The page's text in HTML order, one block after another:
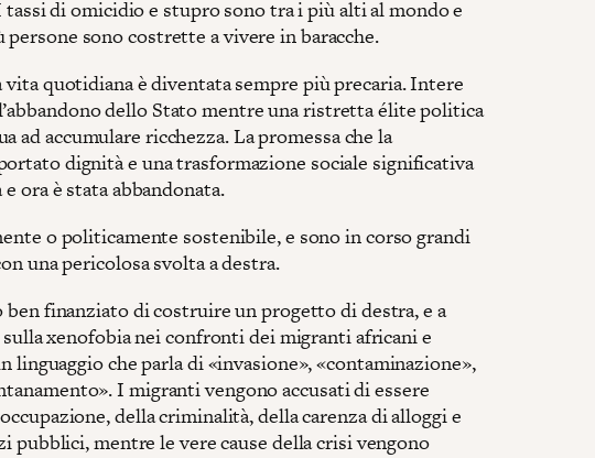
di omicidio e stupro sono tra i più alti al mondo e
persone sono costrette a vivere in baracche.
vita quotidiana è diventata sempre più precaria. Intere
dello Stato mentre una ristretta élite politica
ad accumulare ricchezza. La promessa che la
dignità e una trasformazione sociale significativa
ora è stata abbandonata.
o politicamente sostenibile, e sono in corso grandi
una pericolosa svolta a destra.
finanziato di costruire un progetto di destra, e a
xenofobia nei confronti dei migranti africani e
linguaggio che parla di «invasione», «contaminazione»,
I migranti vengono accusati di essere
della criminalità, della carenza di alloggi e
pubblici, mentre le vere cause della crisi vengono